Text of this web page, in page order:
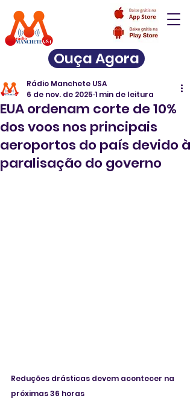
Ouça Agora
EUA ordenam corte de 10%
dos voos nos principais
aeroportos do país devido à
paralisação do governo
Rádio Manchete USA
6 de nov. de 2025 1 min de leitura
Reduções drásticas devem acontecer na
próximas 36 horas